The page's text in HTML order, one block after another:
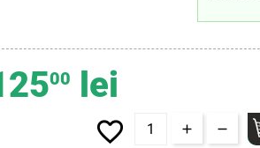
00 lei
favorite_border